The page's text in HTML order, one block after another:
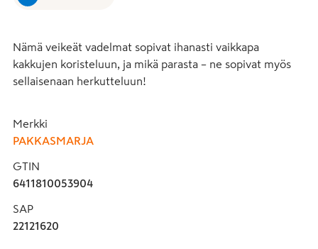
Nämä veikeät vadelmat sopivat ihanasti vaikkapa
kakkujen koristeluun, ja mikä parasta – ne sopivat myös
sellaisenaan herkutteluun!
Merkki
PAKKASMARJA
GTIN
6411810053904
SAP
22121620